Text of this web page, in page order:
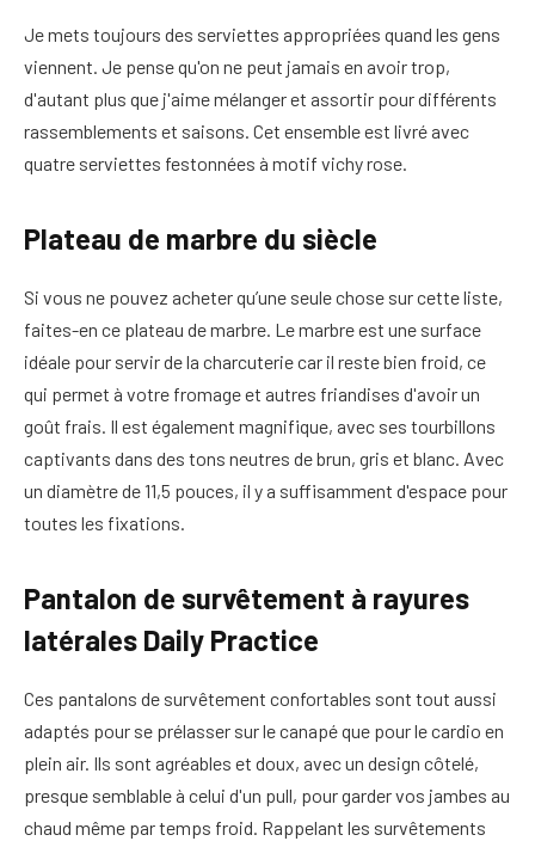
Je mets toujours des serviettes appropriées quand les gens
viennent. Je pense qu'on ne peut jamais en avoir trop,
d'autant plus que j'aime mélanger et assortir pour différents
rassemblements et saisons. Cet ensemble est livré avec
quatre serviettes festonnées à motif vichy rose.
Plateau de marbre du siècle
Si vous ne pouvez acheter qu’une seule chose sur cette liste,
faites-en ce plateau de marbre. Le marbre est une surface
idéale pour servir de la charcuterie car il reste bien froid, ce
qui permet à votre fromage et autres friandises d'avoir un
goût frais. Il est également magnifique, avec ses tourbillons
captivants dans des tons neutres de brun, gris et blanc. Avec
un diamètre de 11,5 pouces, il y a suffisamment d'espace pour
toutes les fixations.
Pantalon de survêtement à rayures
latérales Daily Practice
Ces pantalons de survêtement confortables sont tout aussi
adaptés pour se prélasser sur le canapé que pour le cardio en
plein air. Ils sont agréables et doux, avec un design côtelé,
presque semblable à celui d'un pull, pour garder vos jambes au
chaud même par temps froid. Rappelant les survêtements